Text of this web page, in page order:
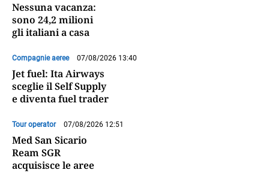
Nessuna vacanza:
sono 24,2 milioni
gli italiani a casa
Compagnie aeree 07/08/2026 13:40
Jet fuel: Ita Airways
sceglie il Self Supply
e diventa fuel trader
Tour operator 07/08/2026 12:51
Med San Sicario
Ream SGR
acquisisce le aree